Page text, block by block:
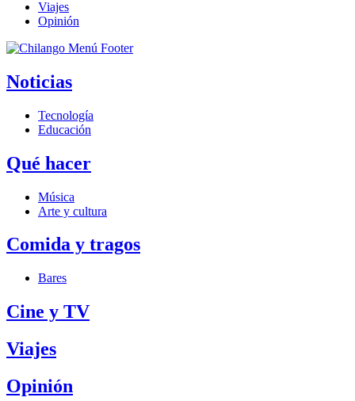
Viajes
Opinión
Noticias
Tecnología
Educación
Qué hacer
Música
Arte y cultura
Comida y tragos
Bares
Cine y TV
Viajes
Opinión